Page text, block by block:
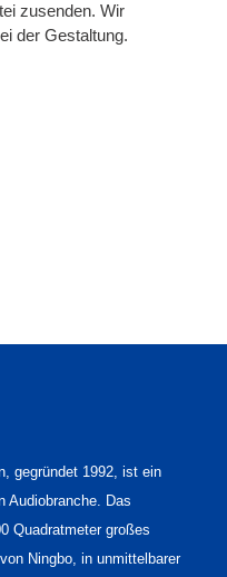
zusenden. Wir
der Gestaltung.
gegründet 1992, ist ein
Audiobranche. Das
Quadratmeter großes
Ningbo, in unmittelbarer